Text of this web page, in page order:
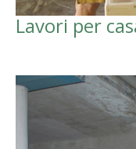
Lavori per